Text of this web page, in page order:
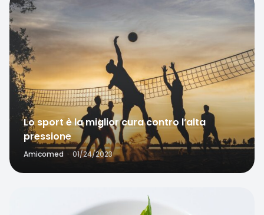
Favorite
Lo sport è la miglior cura contro l’alta
pressione
Amicomed · 01/24/2023